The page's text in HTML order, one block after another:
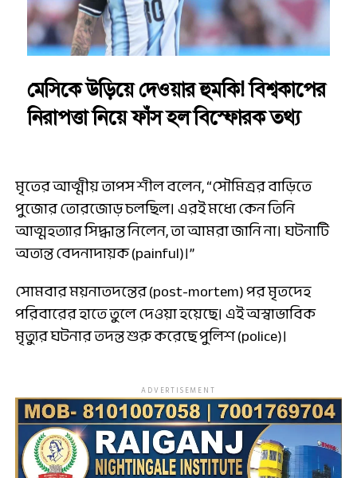
মেসিকে উড়িয়ে দেওয়ার হুমকি! বিশ্বকাপের
নিরাপত্তা নিয়ে ফাঁস হল বিস্ফোরক তথ্য
মৃতের আত্মীয় তাপস শীল বলেন, “সৌমিত্রর বাড়িতে
পুজোর তোরজোড় চলছিল। এরই মধ্যে কেন তিনি
আত্মহত্যার সিদ্ধান্ত নিলেন, তা আমরা জানি না। ঘটনাটি
অত্যন্ত বেদনাদায়ক (painful)।”
সোমবার ময়নাতদন্তের (post-mortem) পর মৃতদেহ
পরিবারের হাতে তুলে দেওয়া হয়েছে। এই অস্বাভাবিক
মৃত্যুর ঘটনার তদন্ত শুরু করেছে পুলিশ (police)।
ADVERTISEMENT